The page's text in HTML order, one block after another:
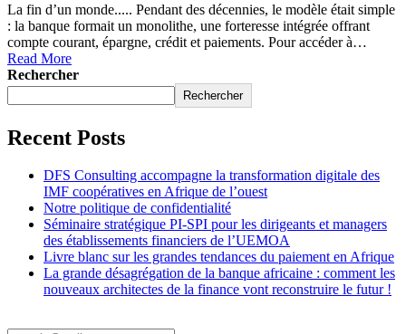
La fin d’un monde..... Pendant des décennies, le modèle était simple
: la banque formait un monolithe, une forteresse intégrée offrant
compte courant, épargne, crédit et paiements. Pour accéder à…
Read More
Rechercher
Rechercher
Recent Posts
DFS Consulting accompagne la transformation digitale des
IMF coopératives en Afrique de l’ouest
Notre politique de confidentialité
Séminaire stratégique PI-SPI pour les dirigeants et managers
des établissements financiers de l’UEMOA
Livre blanc sur les grandes tendances du paiement en Afrique
La grande désagrégation de la banque africaine : comment les
nouveaux architectes de la finance vont reconstruire le futur !